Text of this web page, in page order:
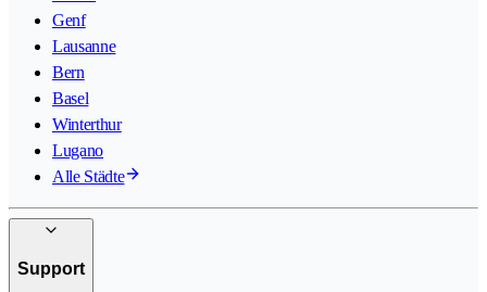
Genf
Lausanne
Bern
Basel
Winterthur
Lugano
Alle Städte
Support